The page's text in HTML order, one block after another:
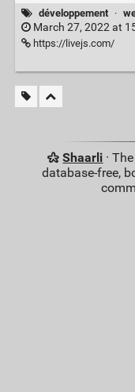
développement ·
March 27, 2022 at
https://livejs.com/
Shaarli ·
database-free,